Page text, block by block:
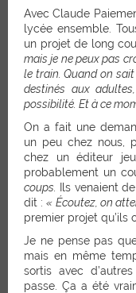
Avec Claude
lycée ensemble.
un projet de long
mais je ne peux pas
le train. Quand on
destinés aux
possibilité. Et à ce
On a fait une
un peu chez nous,
chez un éditeur
probablement un
coups.
Ils venaient
dit :« Écoutez, on
premier projet qu’ils
Je ne pense pas
mais en même
sortis avec
passe. Ça a été